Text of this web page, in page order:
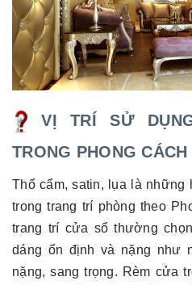
VỊ TRÍ SỬ
TRONG PHONG
Thổ cẩm, satin, lụa là những
trong trang trí phòng theo
trang trí cửa sổ thường
dáng ổn định và nặng như
nặng, sang trọng. Rèm cửa